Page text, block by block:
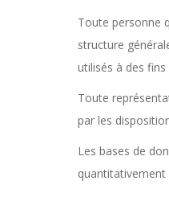
Toute personne
structure
utilisés à des
Toute
par les
Les bases de
quantitativement